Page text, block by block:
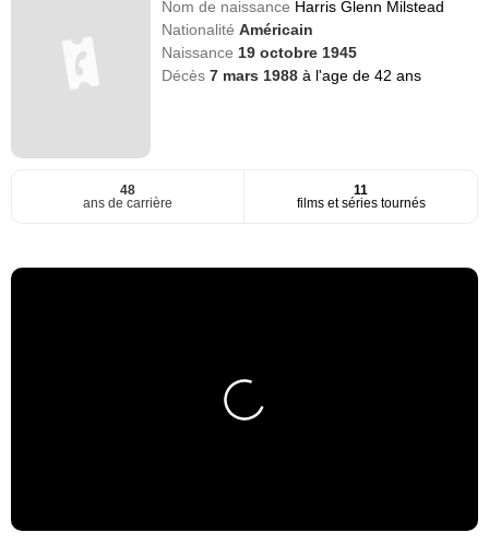
Nom de naissance Harris Glenn Milstead
NationalitéAméricain
Naissance 19 octobre 1945
Décès7 mars 1988à l'age de 42 ans
48
ans de carrière
11
films et séries tournés